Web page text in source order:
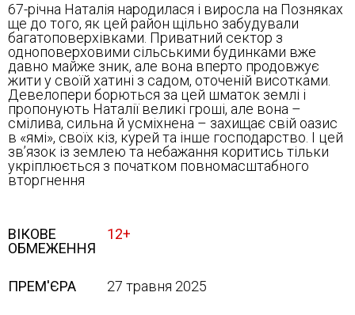
67-річна Наталія народилася і виросла на Позняках
ще до того, як цей район щільно забудували
багатоповерхівками. Приватний сектор з
одноповерховими сільськими будинками вже
давно майже зник, але вона вперто продовжує
жити у своїй хатині з садом, оточеній висотками.
Девелопери борються за цей шматок землі і
пропонують Наталії великі гроші, але вона –
смілива, сильна й усміхнена – захищає свій оазис
в «ямі», своїх кіз, курей та інше господарство. І цей
зв’язок із землею та небажання коритись тільки
укріплюється з початком повномасштабного
вторгнення
ВІКОВЕ
ОБМЕЖЕННЯ
12+
ПРЕМ'ЄРА 27 травня 2025